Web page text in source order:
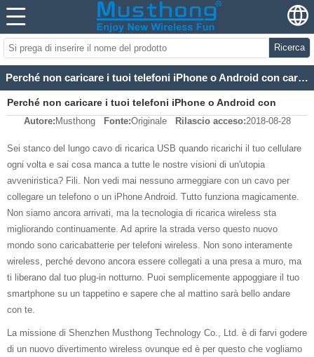
Ricerca
Perché non caricare i tuoi telefoni iPhone o Android con caricabatterie wireless Musthong veloci?
Perché non caricare i tuoi telefoni iPhone o Android con
caricabatterie wireless Musthong veloci?
Autore: Musthong Fonte:Originale Rilascio acceso:2018-08-28
Sei stanco del lungo cavo di ricarica USB quando ricarichi il tuo cellulare
ogni volta e sai cosa manca a tutte le nostre visioni di un'utopia
avveniristica? Fili. Non vedi mai nessuno armeggiare con un cavo per
collegare un telefono o un iPhone Android. Tutto funziona magicamente.
Non siamo ancora arrivati, ma la tecnologia di ricarica wireless sta
migliorando continuamente. Ad aprire la strada verso questo nuovo
mondo sono caricabatterie per telefoni wireless. Non sono interamente
wireless, perché devono ancora essere collegati a una presa a muro, ma
ti liberano dal tuo plug-in notturno. Puoi semplicemente appoggiare il tuo
smartphone su un tappetino e sapere che al mattino sarà bello andare
con te.
La missione di Shenzhen Musthong Technology Co., Ltd. è di farvi godere
di un nuovo divertimento wireless ovunque ed è per questo che vogliamo